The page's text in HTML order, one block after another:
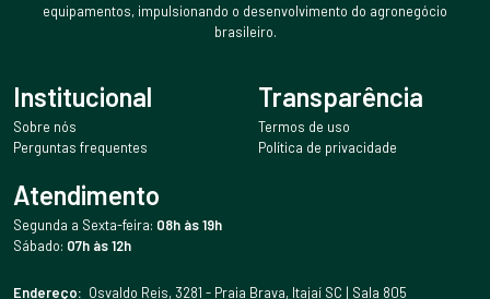
equipamentos, impulsionando o desenvolvimento do agronegócio
brasileiro.
Institucional
Sobre nós
Perguntas frequentes
Transparência
Termos de uso
Política de privacidade
Atendimento
Segunda a Sexta-feira: 08h às 19h
Sábado: 07h às 12h
Endereço: Osvaldo Reis, 3281 - Praia Brava, Itajaí SC | Sala 805